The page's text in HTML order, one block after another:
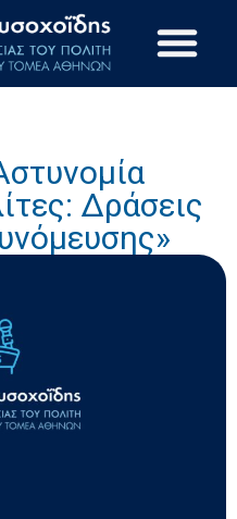
Δράσεις